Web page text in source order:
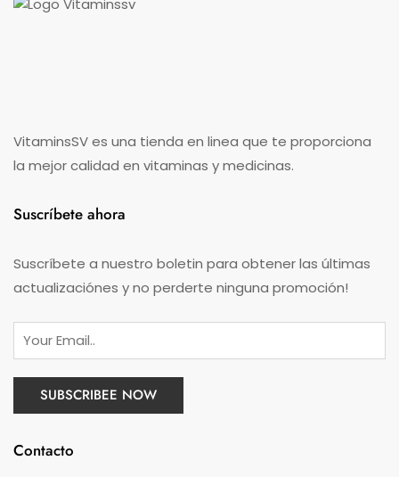
VitaminsSV es una tienda en linea que te proporciona
la mejor calidad en vitaminas y medicinas.
Suscríbete ahora
Suscríbete a nuestro boletin para obtener las últimas
actualizaciónes y no perderte ninguna promoción!
Contacto